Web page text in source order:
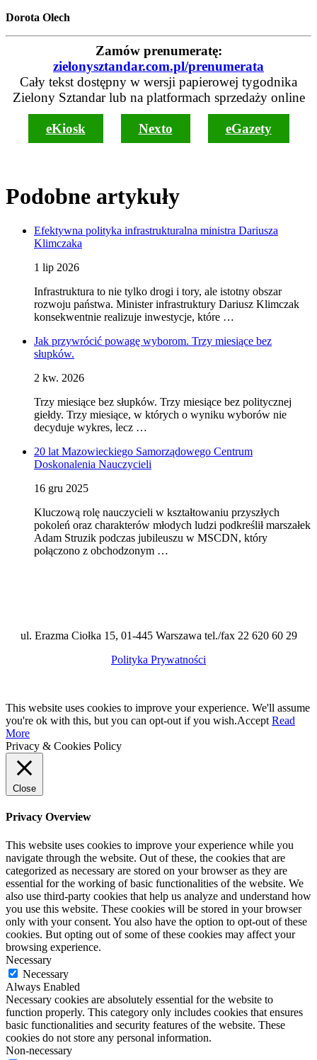
Dorota Olech
Zamów prenumeratę:
zielonysztandar.com.pl/prenumerata
Cały tekst dostępny w wersji papierowej tygodnika
Zielony Sztandar lub na platformach sprzedaży online
eKiosk Nexto eGazety
Podobne artykuły
Efektywna polityka infrastrukturalna ministra Dariusza
Klimczaka
1 lip 2026
Infrastruktura to nie tylko drogi i tory, ale istotny obszar
rozwoju państwa. Minister infrastruktury Dariusz Klimczak
konsekwentnie realizuje inwestycje, które …
Jak przywrócić powagę wyborom. Trzy miesiące bez
słupków.
2 kw. 2026
Trzy miesiące bez słupków. Trzy miesiące bez politycznej
giełdy. Trzy miesiące, w których o wyniku wyborów nie
decyduje wykres, lecz …
20 lat Mazowieckiego Samorządowego Centrum
Doskonalenia Nauczycieli
16 gru 2025
Kluczową rolę nauczycieli w kształtowaniu przyszłych
pokoleń oraz charakterów młodych ludzi podkreślił marszałek
Adam Struzik podczas jubileuszu w MSCDN, który
połączono z obchodzonym …
ul. Erazma Ciołka 15, 01-445 Warszawa tel./fax 22 620 60 29
Polityka Prywatności
This website uses cookies to improve your experience. We'll assume
you're ok with this, but you can opt-out if you wish.Accept Read
More
Privacy & Cookies Policy
Close
Privacy Overview
This website uses cookies to improve your experience while you
navigate through the website. Out of these, the cookies that are
categorized as necessary are stored on your browser as they are
essential for the working of basic functionalities of the website. We
also use third-party cookies that help us analyze and understand how
you use this website. These cookies will be stored in your browser
only with your consent. You also have the option to opt-out of these
cookies. But opting out of some of these cookies may affect your
browsing experience.
Necessary
Necessary
Always Enabled
Necessary cookies are absolutely essential for the website to
function properly. This category only includes cookies that ensures
basic functionalities and security features of the website. These
cookies do not store any personal information.
Non-necessary